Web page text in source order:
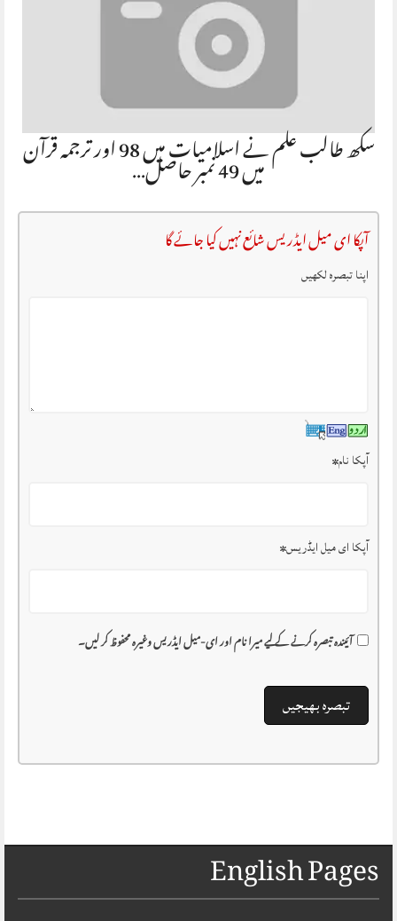
سکھ طالب علم نے اسلامیات میں 98 اور ترجمہ قرآن میں 49 نمبر حاصل…
آپکا ای میل ایڈریس شائع نہیں کیا جائے گا
اپنا تبصرہ لکھیں
آپکا نام*
آپکا ای میل ایڈریس*
آئیندہ تبصرہ کرنے کے لیے میرا نام اور ای-میل ایڈریس وغیرہ محفوظ کر لیں۔
English Pages